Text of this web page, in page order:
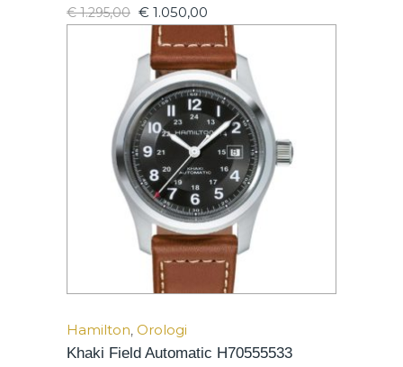
€1.295,00 € 1.050,00
Hamilton, Orologi
Khaki Field Automatic H70555533